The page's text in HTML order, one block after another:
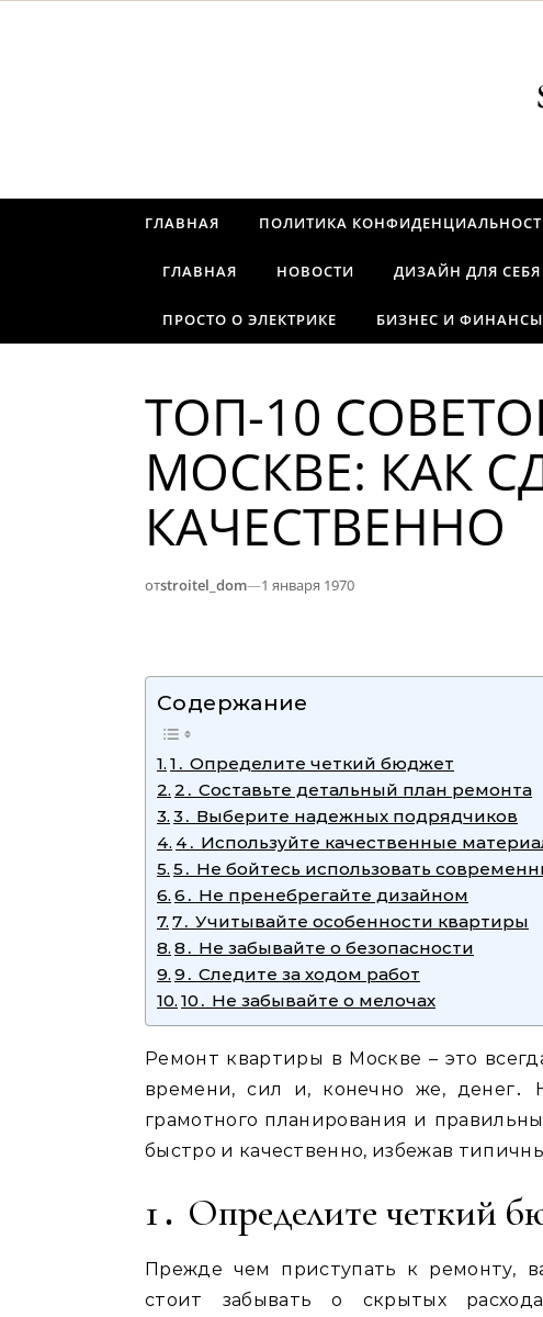
ГЛАВНАЯ ПОЛИТИКА
ГЛАВНАЯ НОВОСТИ ДИЗАЙН ДЛЯ СЕБЯ
ПРОСТО О ЭЛЕКТРИКЕ БИЗНЕС И ФИНАНСЫ
ТОП-10
МОСКВЕ: КАК
КАЧЕСТВЕННО
отstroitel_dom—1 января 1970
Содержание
1․ Определите четкий бюджет
2․ Составьте детальный план ремонта
3․ Выберите надежных подрядчиков
4․ Используйте качественные
5․ Не бойтесь использовать
6․ Не пренебрегайте дизайном
7․ Учитывайте особенности квартиры
8․ Не забывайте о безопасности
9․ Следите за ходом работ
10․ Не забывайте о мелочах
Ремонт квартиры в Москве – это
времени, сил и, конечно же, денег․
грамотного планирования и
быстро и качественно, избежав
1․ Определите четкий
Прежде чем приступать к ремонту,
стоит забывать о скрытых